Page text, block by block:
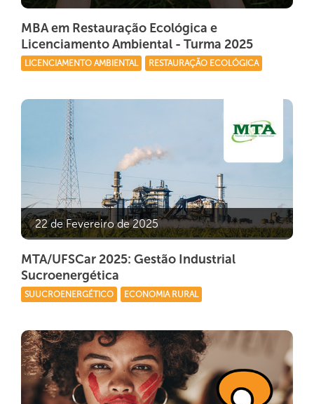
MBA em Restauração Ecológica e
Licenciamento Ambiental - Turma 2025
LICENCIAMENTO AMBIENTAL RESTAURAÇÃO ECOLÓGICA
22 de Fevereiro de 2025
MTA/UFSCar 2025: Gestão Industrial
Sucroenergética
SUUCROENERGÉTICO ECONOMIA RURAL